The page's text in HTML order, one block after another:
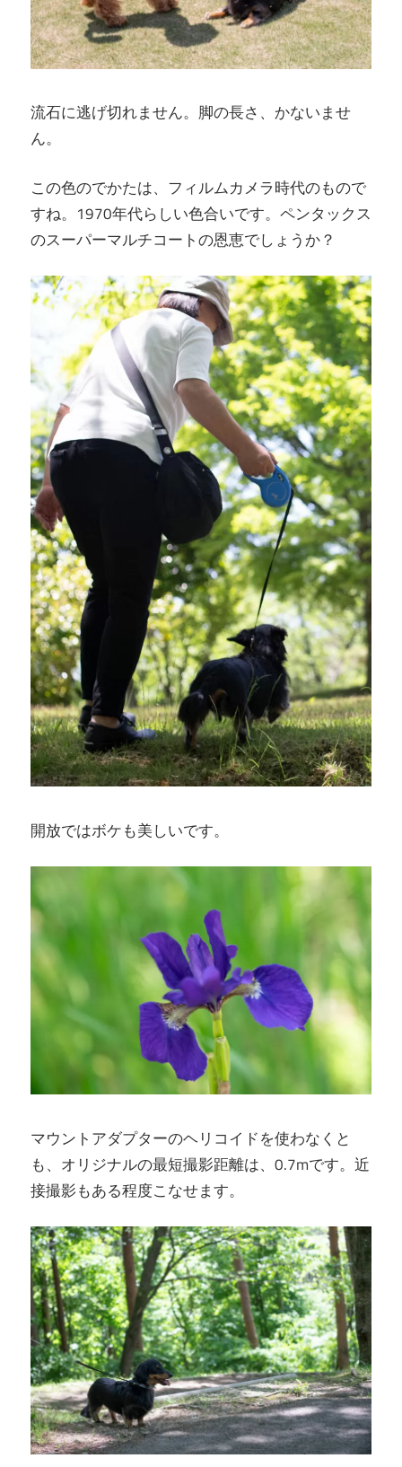
流石に逃げ切れません。脚の長さ、かないませ
ん。
この色のでかたは、フィルムカメラ時代のもので
すね。1970年代らしい色合いです。ペンタックス
のスーパーマルチコートの恩恵でしょうか？
開放ではボケも美しいです。
マウントアダプターのヘリコイドを使わなくと
も、オリジナルの最短撮影距離は、0.7mです。近
接撮影もある程度こなせます。